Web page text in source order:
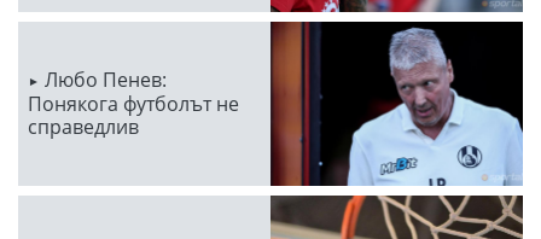
Любо Пенев:
Понякога футболът не
справедлив